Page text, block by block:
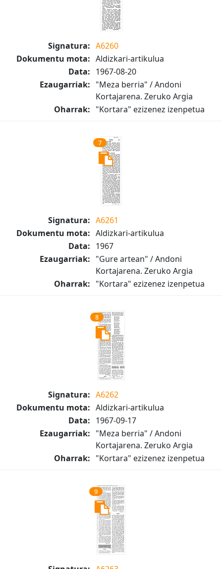
Signatura: A6260
Dokumentu mota: Aldizkari-artikulua
Data: 1967-08-20
Ezaugarriak: "Meza berria" / Andoni
Kortajarena. Zeruko Argia
Oharrak: "Kortara" ezizenez izenpetua
7
Signatura: A6261
Dokumentu mota: Aldizkari-artikulua
Data: 1967
Ezaugarriak: "Gure artean" / Andoni
Kortajarena. Zeruko Argia
Oharrak: "Kortara" ezizenez izenpetua
8
Signatura: A6262
Dokumentu mota: Aldizkari-artikulua
Data: 1967-09-17
Ezaugarriak: "Meza berria" / Andoni
Kortajarena. Zeruko Argia
Oharrak: "Kortara" ezizenez izenpetua
9